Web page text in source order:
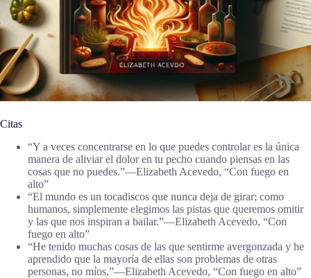
Citas
“Y a veces concentrarse en lo que puedes controlar es la única
manera de aliviar el dolor en tu pecho cuando piensas en las
cosas que no puedes.”―Elizabeth Acevedo, “Con fuego en
alto”
“El mundo es un tocadiscos que nunca deja de girar; como
humanos, simplemente elegimos las pistas que queremos omitir
y las que nos inspiran a bailar.”―Elizabeth Acevedo, “Con
fuego en alto”
“He tenido muchas cosas de las que sentirme avergonzada y he
aprendido que la mayoría de ellas son problemas de otras
personas, no míos.”―Elizabeth Acevedo, “Con fuego en alto”